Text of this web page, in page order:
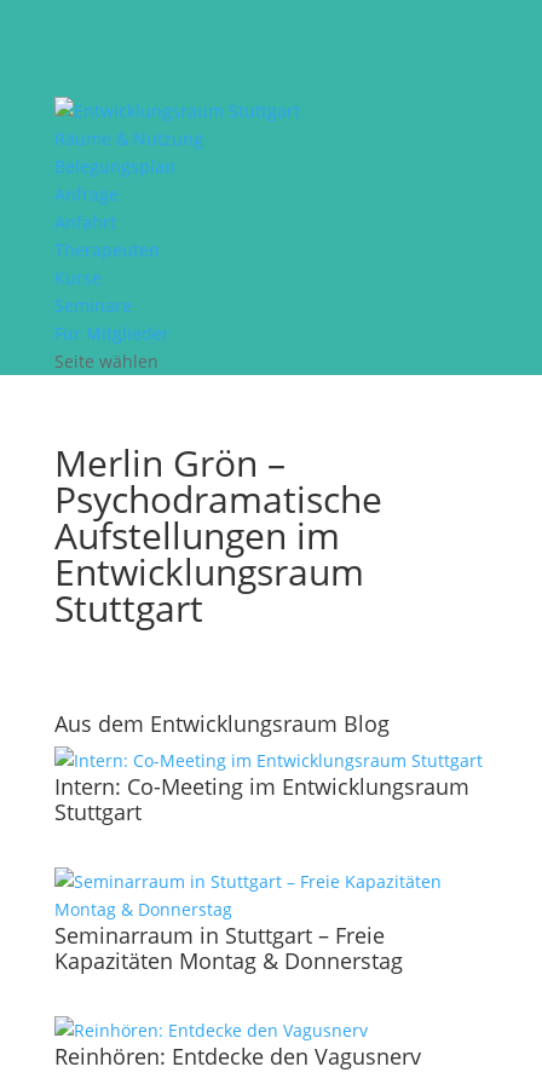
Räume & Nutzung
Belegungsplan
Anfrage
Anfahrt
Therapeuten
Kurse
Seminare
Für Mitglieder
Seite wählen
Merlin Grön –
Psychodramatische
Aufstellungen im
Entwicklungsraum
Stuttgart
Aus dem Entwicklungsraum Blog
Intern: Co-Meeting im Entwicklungsraum
Stuttgart
Seminarraum in Stuttgart – Freie
Kapazitäten Montag & Donnerstag
Reinhören: Entdecke den Vagusnerv